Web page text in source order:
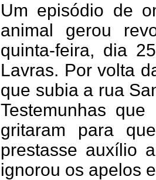
Um episódio de
animal gerou
quinta-feira, dia
Lavras. Por volta
que subia a rua
Testemunhas
gritaram para
prestasse auxílio
ignorou os apelos